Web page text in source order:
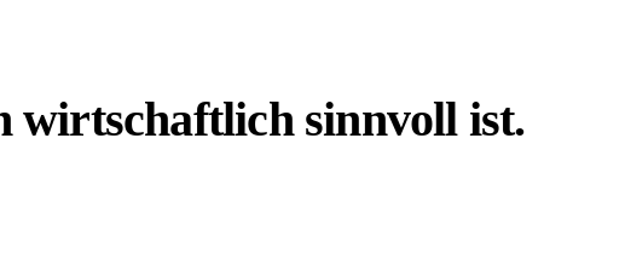
wirtschaftlich sinnvoll ist.